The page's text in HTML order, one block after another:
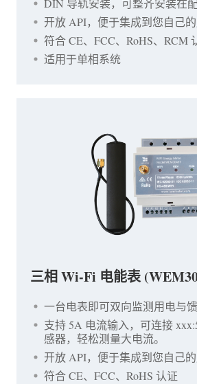
DIN 导轨安装，可整齐安装在
开放 API，便于集成到您自己
符合 CE、FCC、RoHS、RCM
适用于单相系统
三相 Wi-Fi 电能表
一台电表即可双向监测用电与
支持 5A 电流输入，可连接
感器，轻松测量大电流。
开放 API，便于集成到您自己
符合 CE、FCC、RoHS 认证